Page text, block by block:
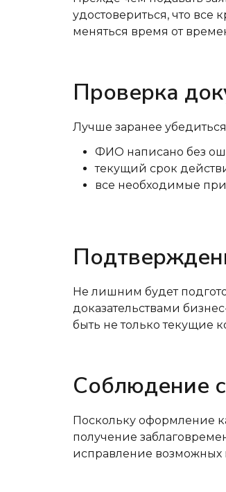
удостовериться, что
меняться время от
Проверка
Лучше заранее
ФИО написано без
текущий срок
все необходимые
Не лишним будет
доказательствами
быть не только текущие
Соблюдение
Поскольку оформление
получение
исправление возможных